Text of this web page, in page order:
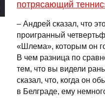
потрясающий
– Андрей сказал, что
проигранный
«Шлема», которым он
В чем разница по
тем, что вы видели
сказал, что, когда он
в Белграде, ему